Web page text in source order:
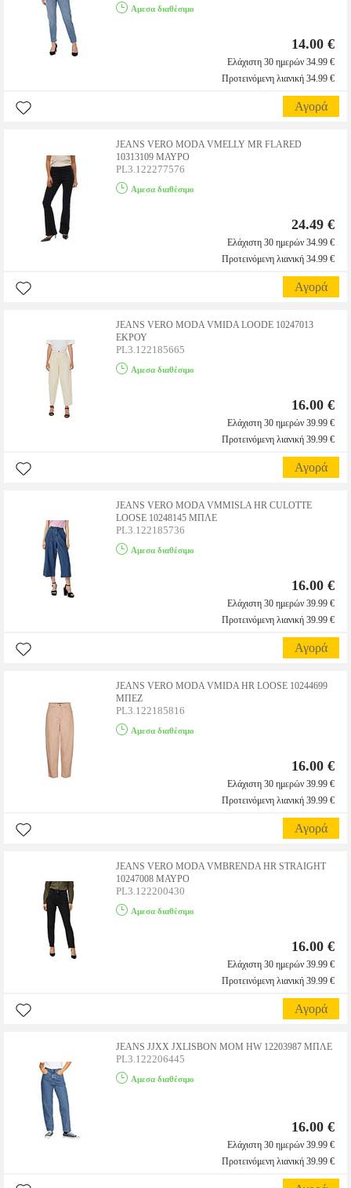
Αμεσα διαθέσιμο
14.00 €
Ελάχιστη 30 ημερών 34.99 €
Προτεινόμενη λιανική 34.99 €
Αγορά
JEANS VERO MODA VMELLY MR FLARED
10313109 ΜΑΥΡΟ
PL3.122277576
Αμεσα διαθέσιμο
24.49 €
Ελάχιστη 30 ημερών 34.99 €
Προτεινόμενη λιανική 34.99 €
Αγορά
JEANS VERO MODA VMIDA LOODE 10247013
ΕΚΡΟΥ
PL3.122185665
Αμεσα διαθέσιμο
16.00 €
Ελάχιστη 30 ημερών 39.99 €
Προτεινόμενη λιανική 39.99 €
Αγορά
JEANS VERO MODA VMMISLA HR CULOTTE
LOOSE 10248145 ΜΠΛΕ
PL3.122185736
Αμεσα διαθέσιμο
16.00 €
Ελάχιστη 30 ημερών 39.99 €
Προτεινόμενη λιανική 39.99 €
Αγορά
JEANS VERO MODA VMIDA HR LOOSE 10244699
ΜΠΕΖ
PL3.122185816
Αμεσα διαθέσιμο
16.00 €
Ελάχιστη 30 ημερών 39.99 €
Προτεινόμενη λιανική 39.99 €
Αγορά
JEANS VERO MODA VMBRENDA HR STRAIGHT
10247008 ΜΑΥΡΟ
PL3.122200430
Αμεσα διαθέσιμο
16.00 €
Ελάχιστη 30 ημερών 39.99 €
Προτεινόμενη λιανική 39.99 €
Αγορά
JEANS JJXX JXLISBON MOM HW 12203987 ΜΠΛΕ
PL3.122206445
Αμεσα διαθέσιμο
16.00 €
Ελάχιστη 30 ημερών 39.99 €
Προτεινόμενη λιανική 39.99 €